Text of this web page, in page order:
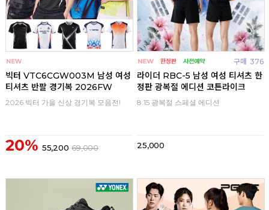
빅터 VTC6CGW003M 남성 여성
티셔츠 반팔 경기복 2026FW
2026 빅터 가을 신상 경기복 모음전!
20% 55,200 69,000
구매 376
라이더 RBC-5 남성 여성 티셔츠 한
정판 광복절 에디션 코튼라이크
8.15 광복절 스페셜 에디션
25,000